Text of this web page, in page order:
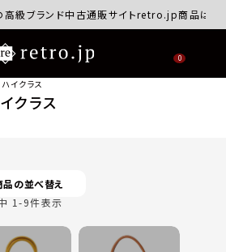
級ブランド中古通販サイトretro.jp商品はすべ
0
ハイクラス
クラス
品の並べ替え
1-9件表示